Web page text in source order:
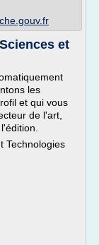
et
les
et qui vous
de l'art,
Technologies